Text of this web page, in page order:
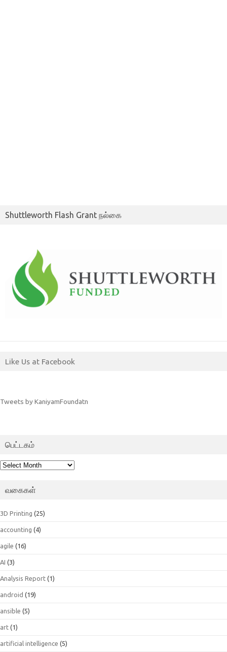
Shuttleworth Flash Grant நல்கை
Like Us at Facebook
Tweets by KaniyamFoundatn
பெட்டகம்
பெட்டகம்
வகைகள்
3D Printing (25)
accounting (4)
agile (16)
AI (3)
Analysis Report (1)
android (19)
ansible (5)
art (1)
artificial intelligence (5)